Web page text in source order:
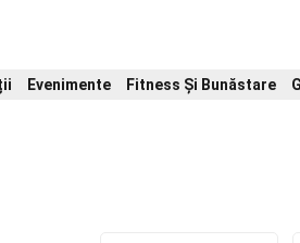
Evenimente Fitness Și Bunăstare